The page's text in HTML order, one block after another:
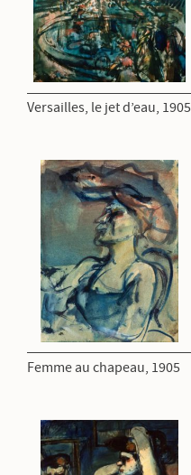
Versailles, le jet d’eau, 1905
Femme au chapeau, 1905